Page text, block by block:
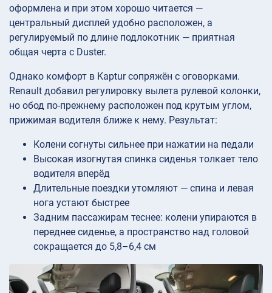
оформлена и при этом хорошо читается —
центральный дисплей удобно расположен, а
регулируемый по длине подлокотник — приятная
общая черта с Duster.
Однако комфорт в Kaptur сопряжён с оговорками.
Renault добавил регулировку вылета рулевой колонки,
но обод по-прежнему расположен под крутым углом,
прижимая водителя ближе к нему. Результат:
Колени согнуты сильнее при нажатии на педали
Высокая изогнутая спинка сиденья толкает тело
водителя вперёд
Длительные поездки утомляют — спина и левая
нога устают быстрее
Задним пассажирам теснее: колени упираются в
переднее сиденье, а пространство над головой
сокращается до 5,8–6,4 см